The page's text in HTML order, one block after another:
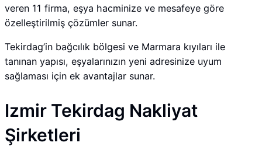
veren 11 firma, eşya hacminize ve mesafeye göre
özelleştirilmiş çözümler sunar.
Tekirdag’in bağcılık bölgesi ve Marmara kıyıları ile
tanınan yapısı, eşyalarınızın yeni adresinize uyum
sağlaması için ek avantajlar sunar.
Izmir Tekirdag Nakliyat
Şirketleri